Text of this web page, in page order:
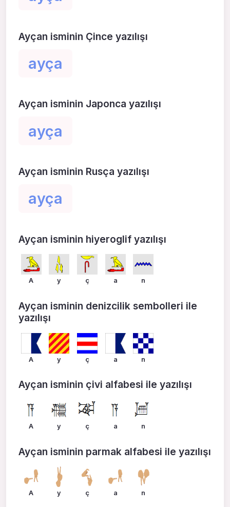
Ayçan isminin Çince yazılışı
ayça
Ayçan isminin Japonca yazılışı
ayça
Ayçan isminin Rusça yazılışı
ayça
Ayçan isminin hiyeroglif yazılışı
A y ç a n
Ayçan isminin denizcilik sembolleri ile
yazılışı
A y ç a n
Ayçan isminin çivi alfabesi ile yazılışı
A y ç a n
Ayçan isminin parmak alfabesi ile yazılışı
A y ç a n